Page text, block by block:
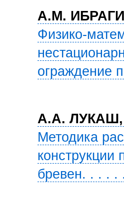
А.М.
Физико-
ограждение
А.А.
Методика
конструкции
бревен. . . . .